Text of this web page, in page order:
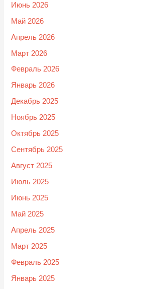
Июнь 2026
Май 2026
Апрель 2026
Март 2026
Февраль 2026
Январь 2026
Декабрь 2025
Ноябрь 2025
Октябрь 2025
Сентябрь 2025
Август 2025
Июль 2025
Июнь 2025
Май 2025
Апрель 2025
Март 2025
Февраль 2025
Январь 2025